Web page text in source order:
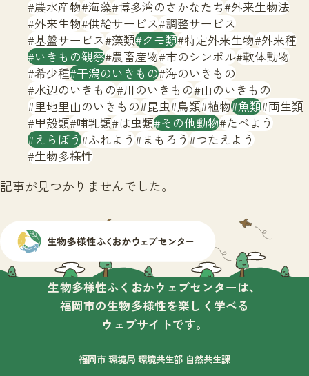
文字サイズ 小 中 大
生物多様性ふくおかウェブセンターとは
サイトマップ
農水産物 海藻 博多湾のさかなたち 外来生物法
外来生物 供給サービス 調整サービス
基盤サービス 藻類 クモ類 特定外来生物 外来種
いきもの観察 農畜産物 市のシンボル 軟体動物
希少種 干潟のいきもの 海のいきもの
水辺のいきもの 川のいきもの 山のいきもの
里地里山のいきもの 昆虫 鳥類 植物 魚類 両生類
甲殻類 哺乳類 は虫類 その他動物 たべよう
えらぼう ふれよう まもろう つたえよう
生物多様性
記事が見つかりませんでした。
生物多様性ふくおかウェブセンターは、
福岡市の生物多様性を楽しく学べる
ウェブサイトです。
福岡市 環境局 環境共生部 自然共生課